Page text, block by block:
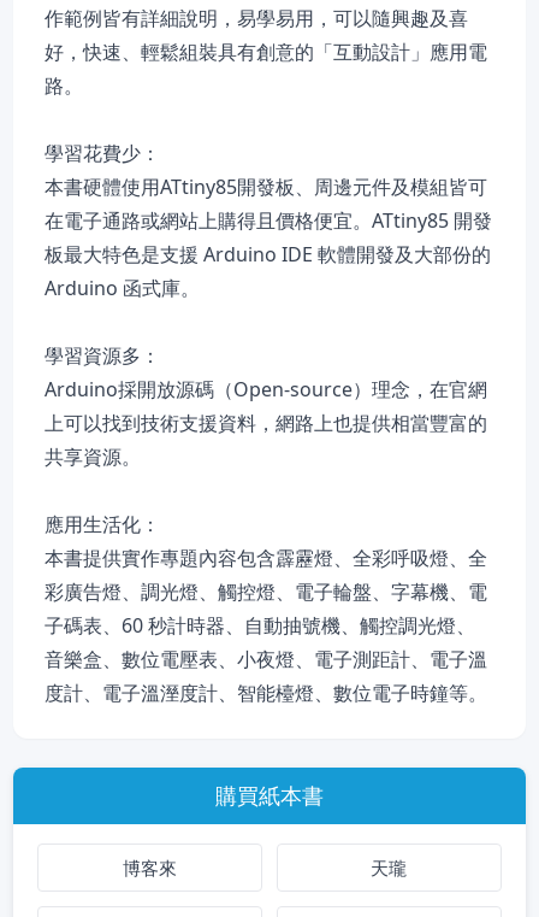
作範例皆有詳細說明，易學易用，可以隨興趣及喜
好，快速、輕鬆組裝具有創意的「互動設計」應用電
路。
學習花費少：
本書硬體使用ATtiny85開發板、周邊元件及模組皆可
在電子通路或網站上購得且價格便宜。ATtiny85 開發
板最大特色是支援 Arduino IDE 軟體開發及大部份的
Arduino 函式庫。
學習資源多：
Arduino採開放源碼（Open-source）理念，在官網
上可以找到技術支援資料，網路上也提供相當豐富的
共享資源。
應用生活化：
本書提供實作專題內容包含霹靂燈、全彩呼吸燈、全
彩廣告燈、調光燈、觸控燈、電子輪盤、字幕機、電
子碼表、60 秒計時器、自動抽號機、觸控調光燈、
音樂盒、數位電壓表、小夜燈、電子測距計、電子溫
度計、電子溫溼度計、智能檯燈、數位電子時鐘等。
購買紙本書
博客來 天瓏